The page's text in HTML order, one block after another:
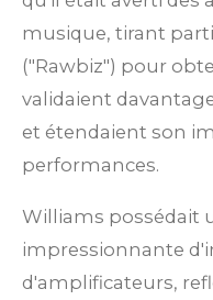
musique, tirant
("Rawbiz") pour
validaient
et étendaient son
performances.
Williams possédait
impressionnante
d'amplificateurs,